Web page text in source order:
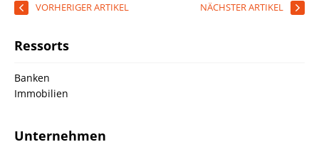
VORHERIGER ARTIKEL NÄCHSTER ARTIKEL
Ressorts
Banken
Immobilien
Unternehmen